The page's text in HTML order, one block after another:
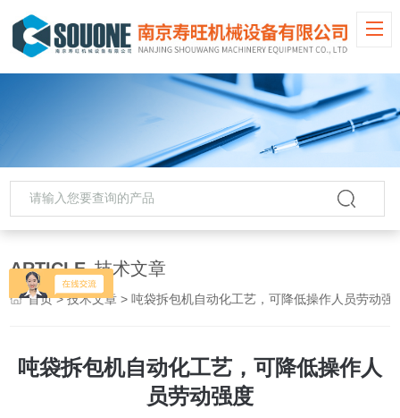
ARTICLE 技术文章
首页>技术文章 > 吨袋拆包机自动化工艺，可降低操作人员劳动强
吨袋拆包机自动化工艺，可降低操作人
员劳动强度